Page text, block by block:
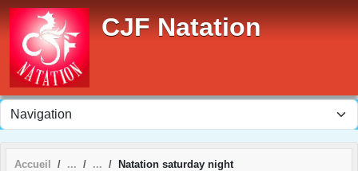
CJF Natation
Accueil Natation saturday night
Panneau de gestion des cookies